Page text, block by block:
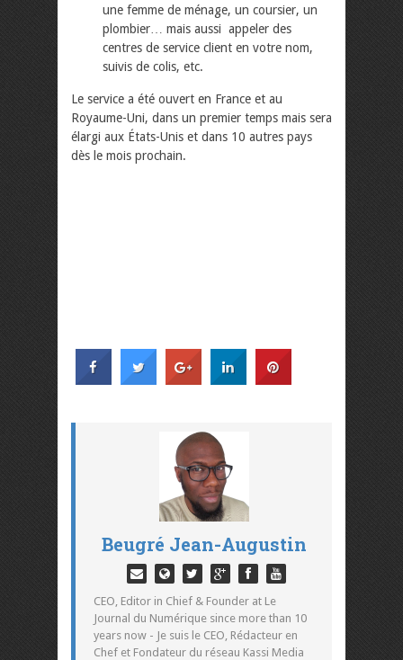
une femme de ménage, un coursier, un
plombier… mais aussi appeler des
centres de service client en votre nom,
suivis de colis, etc.
Le service a été ouvert en France et au
Royaume-Uni, dans un premier temps mais sera
élargi aux États-Unis et dans 10 autres pays
dès le mois prochain.
Beugré Jean-Augustin
CEO, Editor in Chief & Founder at Le
Journal du Numérique since more than 10
years now - Je suis le CEO, Rédacteur en
Chef et Fondateur du réseau Kassi Media